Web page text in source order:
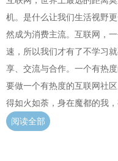
机。是什么让我们生活视野
然成为消费主流。互联网，
速，所以我们才有了不学习
享、交流与合作。一个有热
要做一个有热度的互联网社
得如火如荼，身在魔都的我
阅读全部